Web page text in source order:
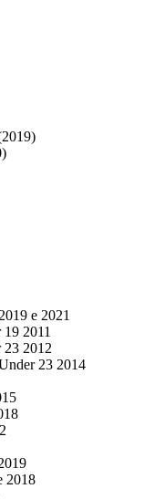
e 2021
19 2011
23 2012
23 2014
2018